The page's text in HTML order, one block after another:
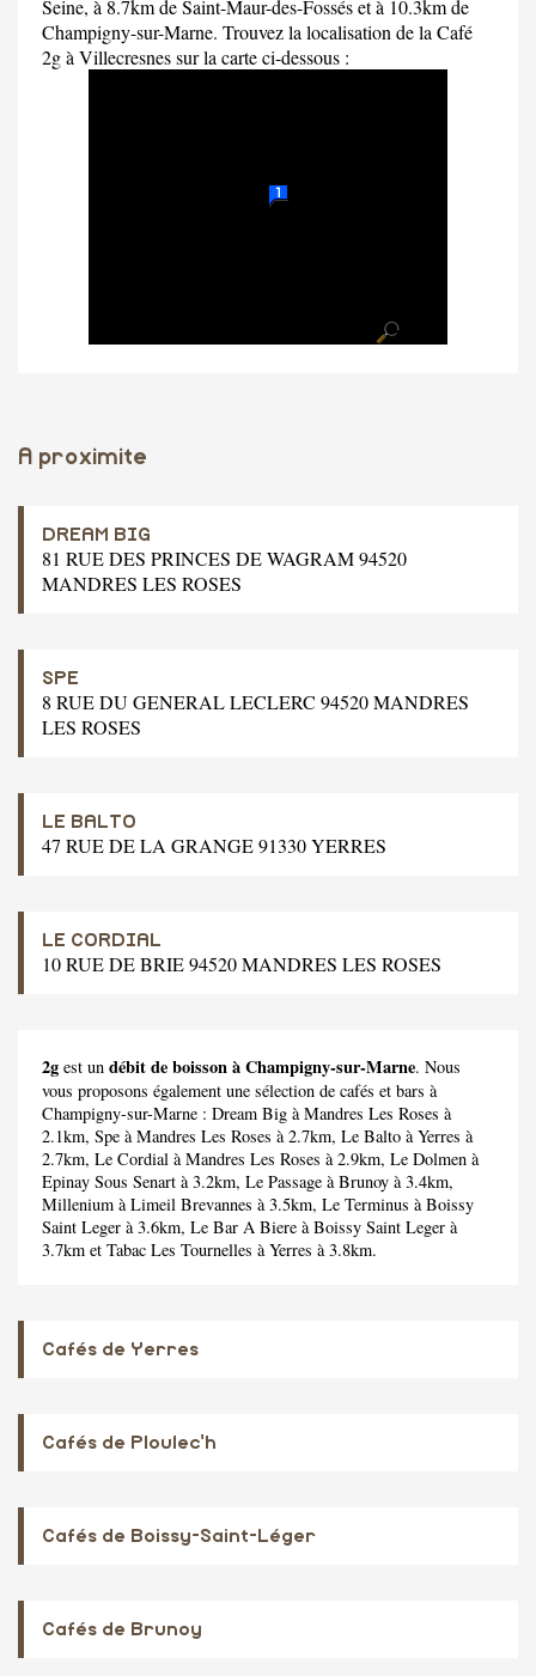
Seine, à 8.7km de Saint-Maur-des-Fossés et à 10.3km de
Champigny-sur-Marne. Trouvez la localisation de la Café
2g à Villecresnes sur la carte ci-dessous :
A proximite
DREAM BIG
81 RUE DES PRINCES DE WAGRAM 94520
MANDRES LES ROSES
SPE
8 RUE DU GENERAL LECLERC 94520 MANDRES
LES ROSES
LE BALTO
47 RUE DE LA GRANGE 91330 YERRES
LE CORDIAL
10 RUE DE BRIE 94520 MANDRES LES ROSES
2g est un débit de boisson à Champigny-sur-Marne. Nous
vous proposons également une sélection de cafés et bars à
Champigny-sur-Marne : Dream Big à Mandres Les Roses à
2.1km, Spe à Mandres Les Roses à 2.7km, Le Balto à Yerres à
2.7km, Le Cordial à Mandres Les Roses à 2.9km, Le Dolmen à
Epinay Sous Senart à 3.2km, Le Passage à Brunoy à 3.4km,
Millenium à Limeil Brevannes à 3.5km, Le Terminus à Boissy
Saint Leger à 3.6km, Le Bar A Biere à Boissy Saint Leger à
3.7km et Tabac Les Tournelles à Yerres à 3.8km.
Cafés de Yerres
Cafés de Ploulec'h
Cafés de Boissy-Saint-Léger
Cafés de Brunoy